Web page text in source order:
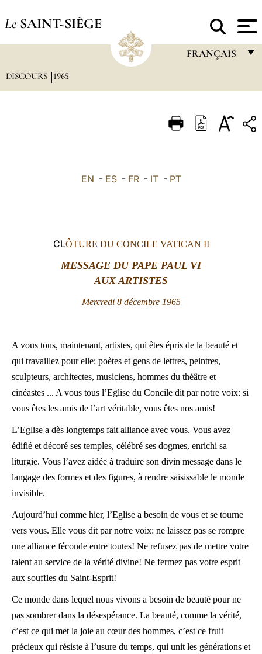
Le SAINT-SIÈGE
FRANÇAIS
ITALIANO
DISCOURS 1965
EN - ES- FR- IT- PT
CLÔTURE DU CONCILE VATICAN II
MESSAGE DU PAPE PAUL VI
AUX ARTISTES
Mercredi 8 décembre 1965
A vous tous, maintenant, artistes, qui êtes épris de la beauté et
qui travaillez pour elle: poètes et gens de lettres, peintres,
sculpteurs, architectes, musiciens, hommes du théâtre et
cinéastes ... A vous tous l’Eglise du Concile dit par notre voix: si
vous êtes les amis de l’art véritable, vous êtes nos amis!
L’Eglise a dès longtemps fait alliance avec vous. Vous avez
édifié et décoré ses temples, célébré ses dogmes, enrichi sa
liturgie. Vous l’avez aidée à traduire son divin message dans le
langage des formes et des figures, à rendre saisissable le monde
invisible.
Aujourd’hui comme hier, l’Eglise a besoin de vous et se tourne
vers vous. Elle vous dit par notre voix: ne laissez pas se rompre
une alliance féconde entre toutes! Ne refusez pas de mettre votre
talent au service de la vérité divine! Ne fermez pas votre esprit
aux souffles du Saint-Esprit!
Ce monde dans lequel nous vivons a besoin de beauté pour ne
pas sombrer dans la désespérance. La beauté, comme la vérité,
c’est ce qui met la joie au cœur des hommes, c’est ce fruit
précieux qui résiste à l’usure du temps, qui unit les générations et